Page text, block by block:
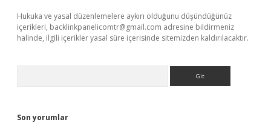
Hukuka ve yasal düzenlemelere aykırı olduğunu düşündüğünüz
içerikleri, backlinkpanelicomtr@gmail.com adresine bildirmeniz
halinde, ilgili içerikler yasal süre içerisinde sitemizden kaldırılacaktır.
Son yorumlar